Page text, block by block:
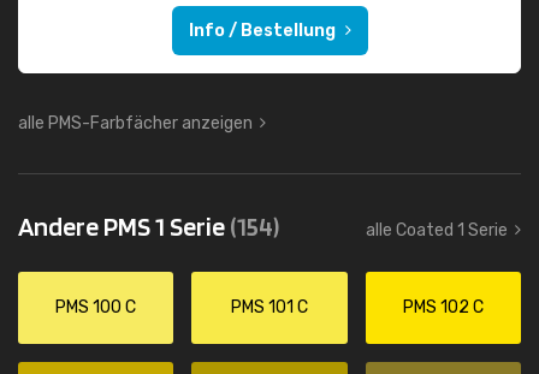
Info / Bestellung
alle PMS-Farbfächer anzeigen
Andere PMS 1 Serie(154) alle Coated 1 Serie
PMS 100 C PMS 101 C PMS 102 C